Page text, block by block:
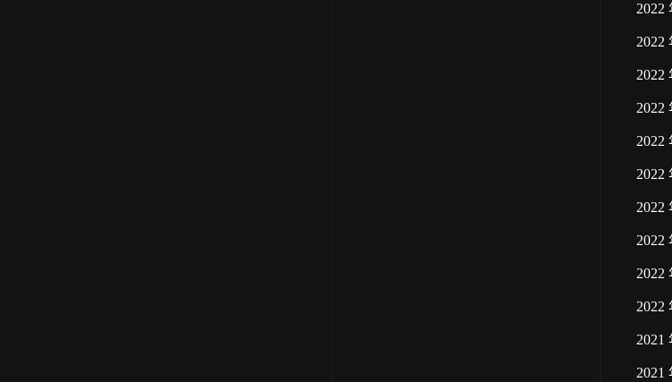
2022
2022
2022
2022
2022
2022
2022
2022
2022
2022
2021
2021